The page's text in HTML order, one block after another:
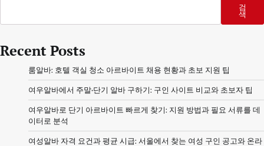
검
색
Recent Posts
룸알바: 호텔 객실 청소 아르바이트 채용 현황과 초보 지원 팁
여우알바에서 주말·단기 알바 구하기: 구인 사이트 비교와 초보자 팁
여우알바로 단기 아르바이트 빠르게 찾기: 지원 방법과 필요 서류를 데
이터로 분석
여성알바 자격 요건과 평균 시급: 서울에서 찾는 여성 구인 공고와 온라